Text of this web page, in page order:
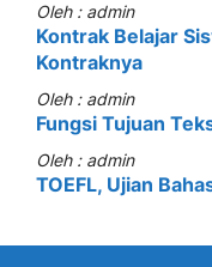
Oleh : admin
Kontrak Belajar
Kontraknya
Oleh : admin
Fungsi Tujuan
Oleh : admin
TOEFL, Ujian